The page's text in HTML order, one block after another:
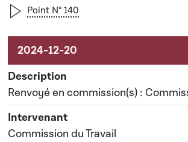
Point N° 140
Renvoyé en commission(s) :
Commission du Travail